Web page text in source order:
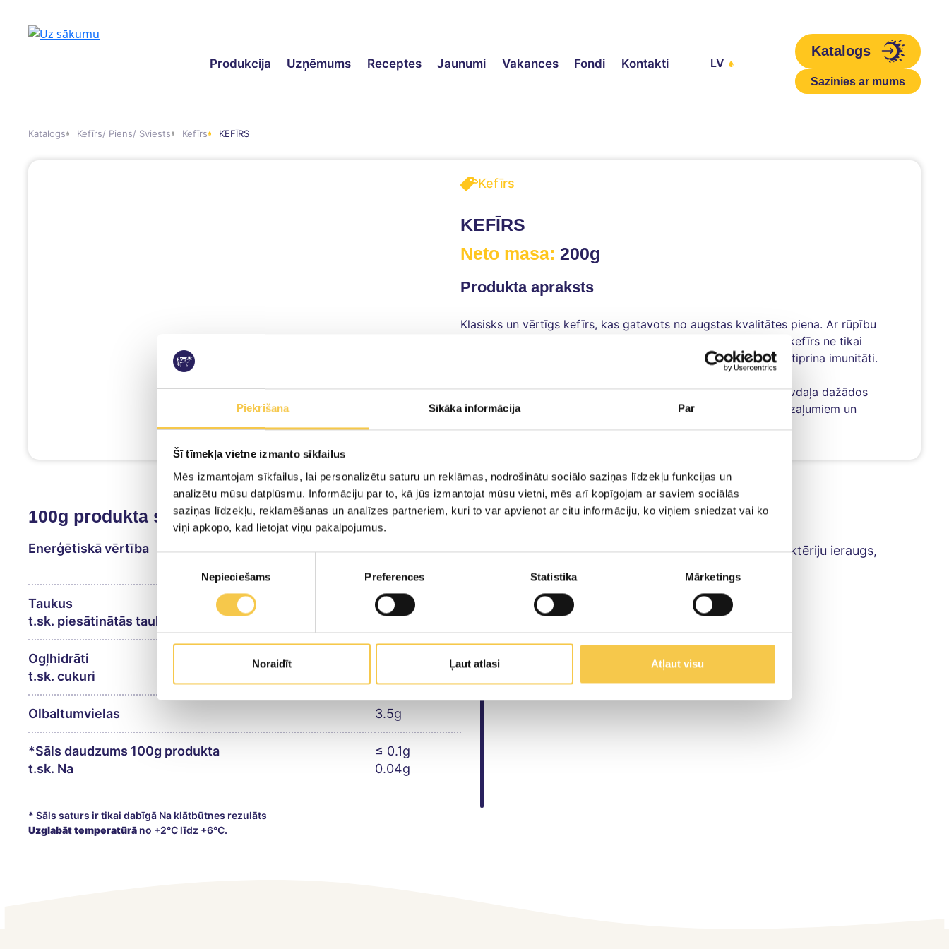
Piekrišana Sīkāka informācija Par
Šī tīmekļa vietne izmanto sīkfailus
Mēs izmantojam sīkfailus, lai personalizētu saturu un reklāmas, nodrošinātu sociālo saziņas līdzekļu funkcijas un
analizētu mūsu datplūsmu. Informāciju par to, kā jūs izmantojat mūsu vietni, mēs arī kopīgojam ar saviem sociālās
saziņas līdzekļu, reklamēšanas un analīzes partneriem, kuri to var apvienot ar citu informāciju, ko viņiem sniedzat vai ko
viņi apkopo, kad lietojat viņu pakalpojumus.
Nepieciešams Preferences Statistika Mārketings
Noraidīt Ļaut atlasi Atļaut visu
Produkcija Uzņēmums Receptes Jaunumi Vakances Fondi Kontakti LV
Katalogs
Sazinies ar mums
Katalogs Kefīrs/ Piens/ Sviests Kefīrs KEFĪRS
Kefīrs
KEFĪRS
Neto masa: 200g
Produkta apraksts
Klasisks un vērtīgs kefīrs, kas gatavots no augstas kvalitātes piena. Ar rūpību
darināts un bagātināts ar dzīvajām pienskābajām baktērijām, kefīrs ne tikai
veldzē slāpes, bet arī sniedz vērtīgu atbalstu gremošanai un stiprina imunitāti.
Piemērots lietošanai kā veselīgs dzēriens ikdienā vai kā sastāvdaļa dažādos
ēdienos: smūtijos, kēksos, pankūkās vai kā piedeva svaigiem zaļumiem un
graudaugiem.
100g produkta satur:
Enerģētiskā vērtība
229kJ /
Taukus
t.sk. piesātinātās taukskābes
2.5g
1.5g
Ogļhidrāti
t.sk. cukuri
Olbaltumvielas 3.5g
*Sāls daudzums 100g produkta
t.sk. Na
≤ 0.1g
0.04g
KEFĪRS
Sastāvdaļas: pasterizētsPIENS, pienskābo baktēriju ieraugs,
bifidobaktēriju kultūra.
Alergēni: PIENS
* Sāls saturs ir tikai dabīgā Na klātbūtnes rezulāts
Uzglabāt temperatūrā no +2°C līdz +6°C.